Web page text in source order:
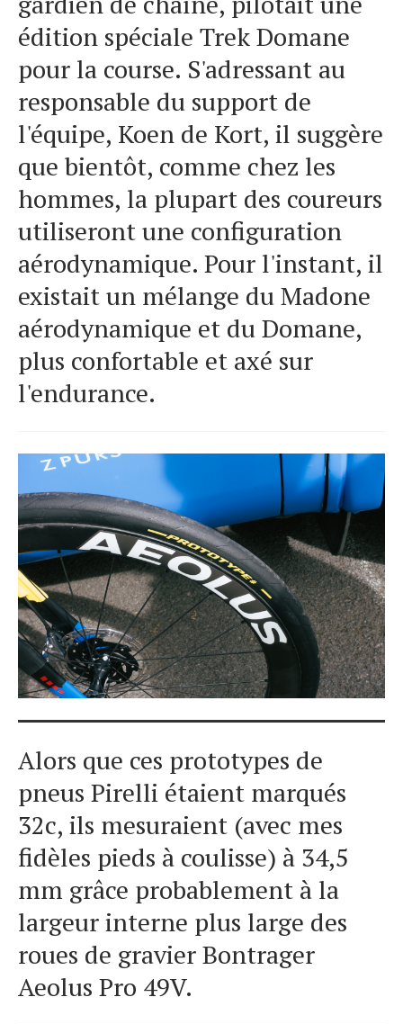
édition spéciale Trek Domane
pour la course. S'adressant au
responsable du support de
l'équipe, Koen de Kort, il suggère
que bientôt, comme chez les
hommes, la plupart des coureurs
utiliseront une configuration
aérodynamique. Pour l'instant, il
existait un mélange du Madone
aérodynamique et du Domane,
plus confortable et axé sur
l'endurance.
Alors que ces prototypes de
pneus Pirelli étaient marqués
32c, ils mesuraient (avec mes
fidèles pieds à coulisse) à 34,5
mm grâce probablement à la
largeur interne plus large des
roues de gravier Bontrager
Aeolus Pro 49V.